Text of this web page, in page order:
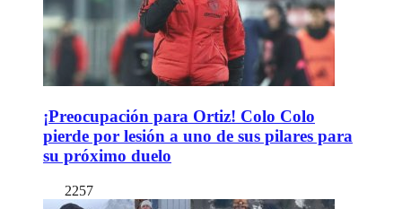
¡Preocupación para Ortiz! Colo Colo
pierde por lesión a uno de sus pilares para
su próximo duelo
2257